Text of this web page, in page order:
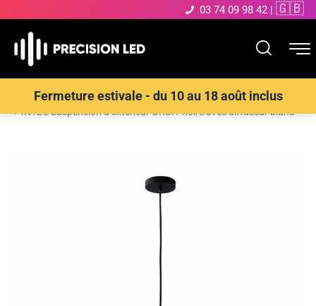
03 74 09 98 42 | 🇬🇧
Fermeture estivale - du 10 au 18 août inclus
Accueil>Boutique>Éclairage décoratif >Suspensions extérieures
>INTEC Suspension d’extérieur ORBIT noire avec diffuseur blanc